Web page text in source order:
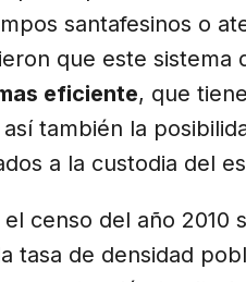
santafesinos o
que este sistema
eficiente, que
también la
a la custodia del
el censo del año
tasa de densidad